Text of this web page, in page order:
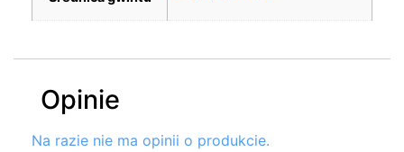
Opinie
Na razie nie ma opinii o produkcie.